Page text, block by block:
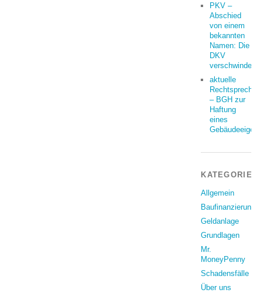
PKV –
Abschied
von einem
bekannten
Namen: Die
DKV
verschwindet
aktuelle
– BGH zur
Haftung
eines
KATEGORIEN
Allgemein
Baufinanzierung
Geldanlage
Grundlagen
Mr.
MoneyPenny
Schadensfälle
Über uns